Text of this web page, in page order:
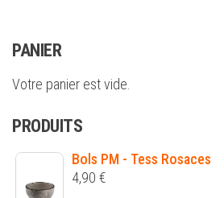
PANIER
Votre panier est vide.
PRODUITS
Bols PM - Tess Rosaces
4,90 €